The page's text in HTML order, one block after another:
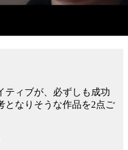
ティブが、必ずしも成功
となりそうな作品を2点ご